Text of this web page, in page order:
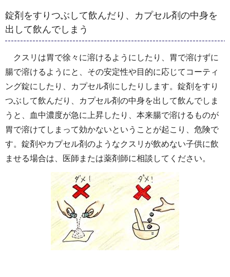
錠剤をすりつぶして飲んだり、カプセル剤の中身を
出して飲んでしまう
クスリは胃で徐々に溶けるようにしたり、胃で溶けずに
腸で溶けるようにと、その安定性や目的に応じてコーティ
ング錠にしたり、カプセル剤にしたりします。錠剤をすり
つぶして飲んだり、カプセル剤の中身を出して飲んでしま
うと、血中濃度が急に上昇したり、本来腸で溶けるものが
胃で溶けてしまって効かないということが起こり、危険で
す。錠剤やカプセル剤のようなクスリが飲めない子供に飲
ませる場合は、医師または薬剤師に相談してください。